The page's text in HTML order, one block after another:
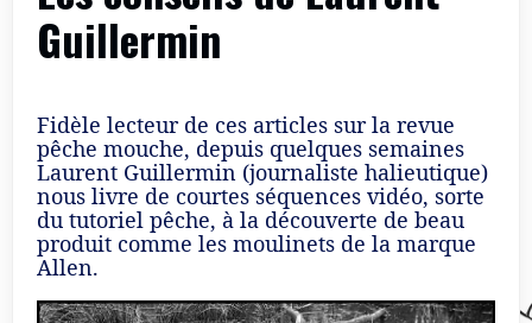
Guillermin
Fidèle lecteur de ces articles sur la revue
pêche mouche, depuis quelques semaines
Laurent Guillermin (journaliste halieutique)
nous livre de courtes séquences vidéo, sorte
du tutoriel pêche, à la découverte de beau
produit comme les moulinets de la marque
Allen.